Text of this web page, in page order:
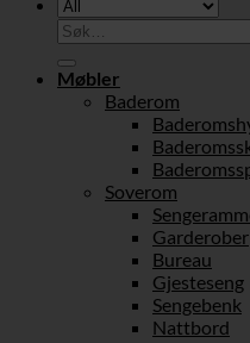
Søk
etter:
Møbler
Baderom
Soverom
Garderober
Bureau
Gjesteseng
Sengebenk
Nattbord